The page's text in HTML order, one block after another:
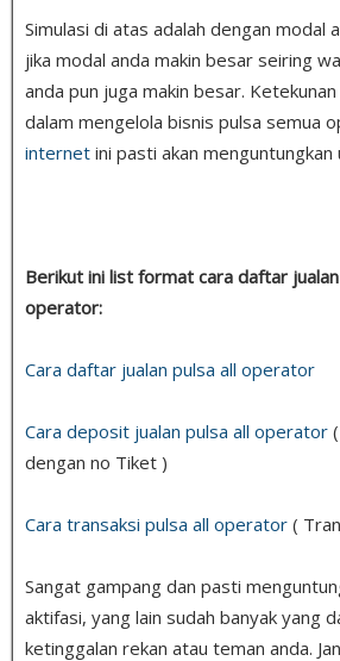
Simulasi di atas adalah dengan modal
jika modal anda makin besar seiring
anda pun juga makin besar.
dalam mengelola bisnis pulsa semua
internet ini pasti akan menguntungkan
Berikut ini list format cara daftar
operator:
Cara daftar jualan pulsa all operator
Cara deposit jualan pulsa all operator
dengan no Tiket )
Cara transaksi pulsa all operator (
Sangat gampang dan pasti
aktifasi, yang lain sudah banyak yang
ketinggalan rekan atau teman anda.